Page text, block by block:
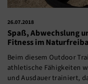
26.07.2018
Spaß, Abwechslung
Fitness im
Beim diesem Outdoor
athletische Fähigkeiten
und Ausdauer trainiert,